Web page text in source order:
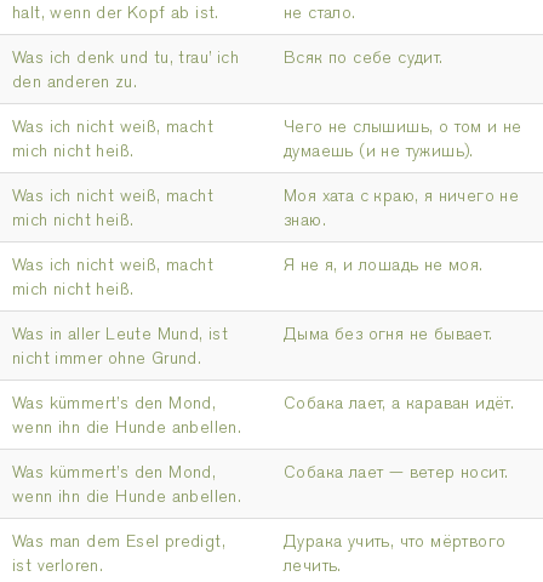
halt, wenn der Kopf ab ist.
не стало.
Was ich denk und tu, trau’ ich
den anderen zu.
Всяк по себе судит.
Was ich nicht weiß, macht
mich nicht heiß.
Чего не слышишь, о том и не
думаешь (и не тужишь).
Was ich nicht weiß, macht
mich nicht heiß.
Моя хата с краю, я ничего не
знаю.
Was ich nicht weiß, macht
mich nicht heiß.
Я не я, и лошадь не моя.
Was in aller Leute Mund, ist
nicht immer ohne Grund.
Дыма без огня не бывает.
Was kümmert’s den Mond,
wenn ihn die Hunde anbellen.
Собака лает, а караван идёт.
Was kümmert’s den Mond,
wenn ihn die Hunde anbellen.
Собака лает — ветер носит.
Was man dem Esel predigt,
ist verloren.
Дурака учить, что мёртвого
лечить.